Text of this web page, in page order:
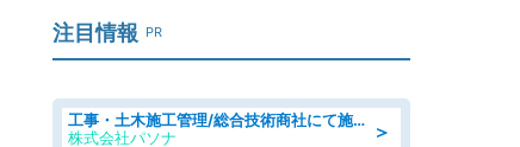
注目情報 PR
＞
工事・土木施工管理/総合技術商社にて施工管理のお仕事/即日勤務可/車通勤可/工事・土木施工管理/生産・品質管理
株式会社パソナ